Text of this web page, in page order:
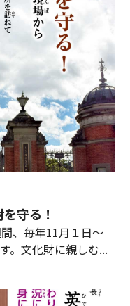
守る！
、毎年11月１日～
。文化財に親しむ...